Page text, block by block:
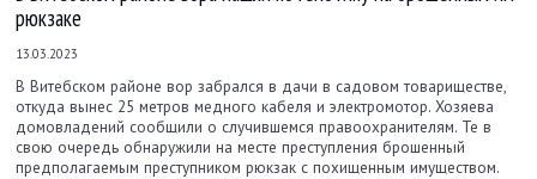
рюкзаке
13.03.2023
В Витебском районе вор забрался в дачи в садовом товариществе,
откуда вынес 25 метров медного кабеля и электромотор. Хозяева
домовладений сообщили о случившемся правоохранителям. Те в
свою очередь обнаружили на месте преступления брошенный
предполагаемым преступником рюкзак с похищенным имуществом.